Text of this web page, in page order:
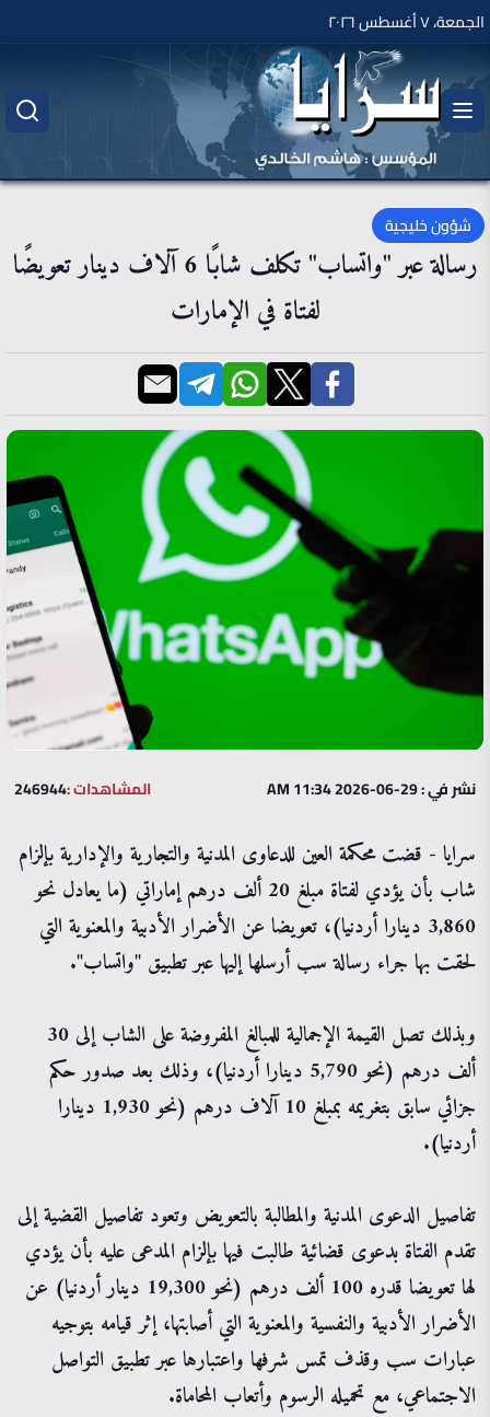
الجمعة، ٧ أغسطس ٢٠٢٦
شؤون خليجية
رسالة عبر "واتساب" تكلف شابًا 6 آلاف دينار تعويضًا
لفتاة في الإمارات
نشر في : 29-06-2026 11:34 AM المشاهدات :246944
سرايا - قضت محكمة العين للدعاوى المدنية والتجارية والإدارية بإلزام
شاب بأن يؤدي لفتاة مبلغ 20 ألف درهم إماراتي (ما يعادل نحو
3,860 دينارا أردنيا)، تعويضا عن الأضرار الأدبية والمعنوية التي
لحقت بها جراء رسالة سب أرسلها إليها عبر تطبيق "واتساب".
وبذلك تصل القيمة الإجمالية للمبالغ المفروضة على الشاب إلى 30
ألف درهم (نحو 5,790 دينارا أردنيا)، وذلك بعد صدور حكم
جزائي سابق بتغريمه بمبلغ 10 آلاف درهم (نحو 1,930 دينارا
أردنيا).
تفاصيل الدعوى المدنية والمطالبة بالتعويض وتعود تفاصيل القضية إلى
تقدم الفتاة بدعوى قضائية طالبت فيها بإلزام المدعى عليه بأن يؤدي
لها تعويضا قدره 100 ألف درهم (نحو 19,300 دينار أردنيا) عن
الأضرار الأدبية والنفسية والمعنوية التي أصابتها، إثر قيامه بتوجيه
عبارات سب وقذف تمس شرفها واعتبارها عبر تطبيق التواصل
الاجتماعي، مع تحميله الرسوم وأتعاب المحاماة.